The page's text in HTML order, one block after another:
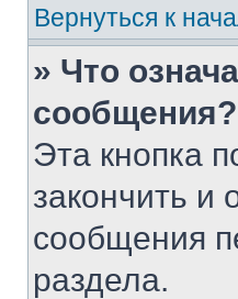
Вернуться к
» Что
сообщения?
Эта кнопка
закончить и
сообщения
раздела.